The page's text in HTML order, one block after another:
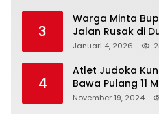
Tanjungpinang
3
Warga Minta
Jalan Rusak di
Serdang Bedagai
Januari 4, 2026
4
Atlet Judoka
Bawa Pulang 11
Emas dan 8
November 19, 2024